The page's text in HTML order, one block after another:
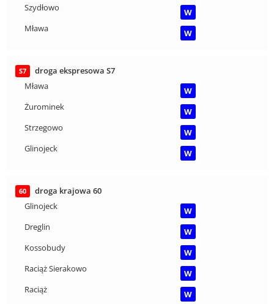
Szydłowo
W
Mława
W
S7
droga ekspresowa S7
Mława
W
Żurominek
W
Strzegowo
W
Glinojeck
W
60
droga krajowa 60
Glinojeck
W
Dreglin
W
Kossobudy
W
Raciąż Sierakowo
W
Raciąż
W